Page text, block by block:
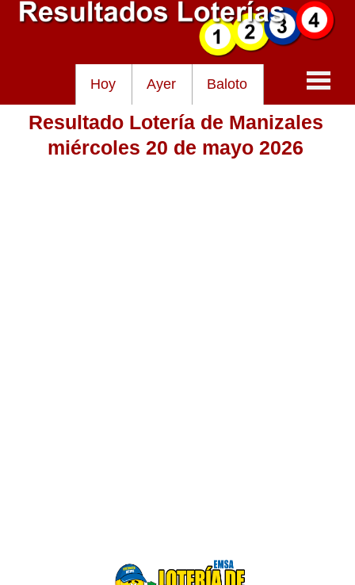
Hoy Ayer Baloto
Baloto
Resultado Lotería de Manizales
miércoles 20 de mayo 2026